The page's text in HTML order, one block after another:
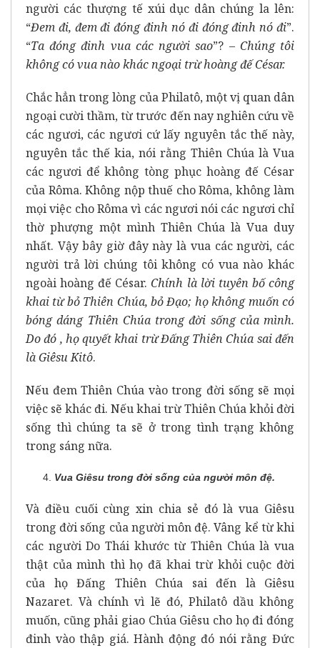
người các thượng tế xúi dục dân chúng la lên:
“Đem đi, đem đi đóng đinh nó đi đóng đinh nó đi”.
“Ta đóng đinh vua các người sao”? – Chúng tôi
không có vua nào khác ngoại trừ hoàng đế César.
Chắc hẳn trong lòng của Philatô, một vị quan dân
ngoại cười thầm, từ trước đến nay nghiên cứu về
các ngươi, các ngươi cứ lấy nguyên tắc thế này,
nguyên tắc thế kia, nói rằng Thiên Chúa là Vua
các ngươi để không tòng phục hoàng đế César
của Rôma. Không nộp thuế cho Rôma, không làm
mọi việc cho Rôma vì các ngươi nói các ngươi chỉ
thờ phượng một mình Thiên Chúa là Vua duy
nhất. Vậy bây giờ đây này là vua các người, các
người trả lời chúng tôi không có vua nào khác
ngoài hoàng đế César.Chính là lời tuyên bố công
khai từ bỏ Thiên Chúa, bỏ Đạo; họ không muốn có
bóng dáng Thiên Chúa trong đời sống của mình.
Do đó , họ quyết khai trừ Đấng Thiên Chúa sai đến
là Giêsu Kitô.
Nếu đem Thiên Chúa vào trong đời sống sẽ mọi
việc sẽ khác đi. Nếu khai trừ Thiên Chúa khỏi đời
sống thì chúng ta sẽ ở trong tình trạng không
trong sáng nữa.
Vua Giêsu trong đời sống của người môn đệ.
Và điều cuối cùng xin chia sẻ đó là vua Giêsu
trong đời sống của người môn đệ. Vâng kể từ khi
các người Do Thái khước từ Thiên Chúa là vua
thật của mình thì họ đã khai trừ khỏi cuộc đời
của họ Đấng Thiên Chúa sai đến là Giêsu
Nazaret. Và chính vì lẽ đó, Philatô dầu không
muốn, cũng phải giao Chúa Giêsu cho họ đi đóng
đinh vào thập giá. Hành động đó nói rằng Đức